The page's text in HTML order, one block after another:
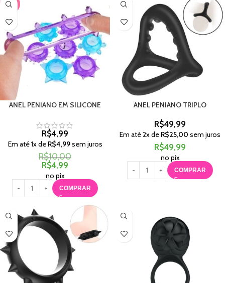
-50%
ANEL PENIANO EM SILICONE
R$4,99
Em até1x de R$4,99sem juros
R$10,00
R$4,99
no pix
COMPRAR
ANEL PENIANO TRIPLO
R$49,99
Em até2x de R$25,00 sem juros
R$49,99
no pix
COMPRAR